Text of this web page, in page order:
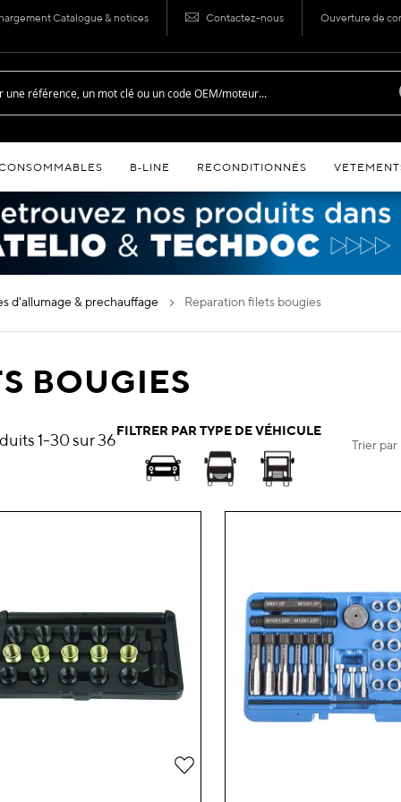
Catalogue & notices Contactez-nous Ouverture de
B‑LINE RECONDITIONNÉS
d'allumage & prechauffage reparation filets bougies
BOUGIES
1-30sur36FILTRER PAR TYPE DE VÉHICULE
Trier par
Ajouter